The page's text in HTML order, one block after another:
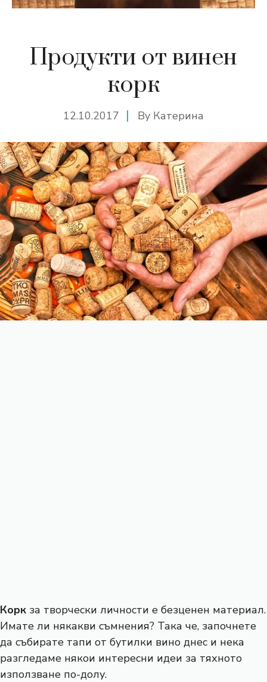
Продукти от винен
корк
12.10.2017 By Катерина
Корк за творчески личности е безценен материал.
Имате ли някакви съмнения? Така че, започнете
да събирате тапи от бутилки вино днес и нека
разгледаме някои интересни идеи за тяхното
използване по-долу.